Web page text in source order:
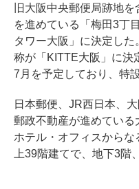
旧大阪中央郵便局跡地
を進めている「梅田3丁
タワー大阪」に決定し
称が「KITTE大阪」に決
7月を予定しており、特
日本郵便、JR西日本、
郵政不動産が進めている
ホテル・オフィスから
上39階建てで、地下3階